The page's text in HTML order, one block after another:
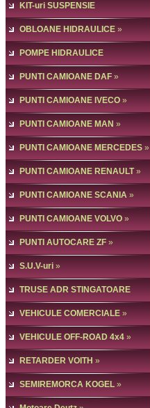
AMBREIAJ
KIT-uri SUSPENSIE
PNEUMATICA
OBLOANE HIDRAULICE »
POMPE HIDRAULICE
PUNTI CAMIOANE DAF »
PUNTI CAMIOANE IVECO »
PUNTI CAMIOANE MAN »
PUNTI CAMIOANE MERCEDES »
PUNTI CAMIOANE RENAULT»
PUNTI CAMIOANE SCANIA »
PUNTI CAMIOANE VOLVO »
PUNTI AUTOCARE ZF »
S.U.V-uri »
TRUSE ADR STINGATOARE
VEHICULE COMERCIALE »
VEHICULE OFF-ROAD 4x4 »
RETARDER VOITH »
SEMIREMORCA KOGEL »